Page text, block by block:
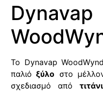
Dynavap
Το Dynavap
παλιό ξύλο στο
σχεδιασμό από